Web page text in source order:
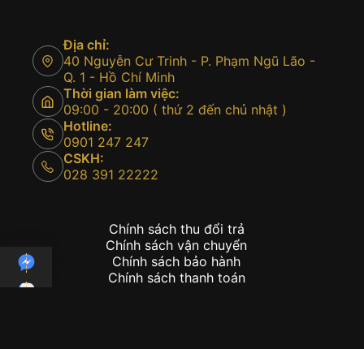
Địa chỉ:
40 Nguyễn Cư Trinh - P. Phạm Ngũ Lão -
Q. 1 - Hồ Chí Minh
Thời gian làm việc:
09:00 - 20:00 ( thứ 2 đến chủ nhật )
Hotline:
0901 247 247
CSKH:
028 391 22222
Chính sách thu đổi trả
Chính sách vận chuyển
Chính sách bảo hành
Chính sách thanh toán